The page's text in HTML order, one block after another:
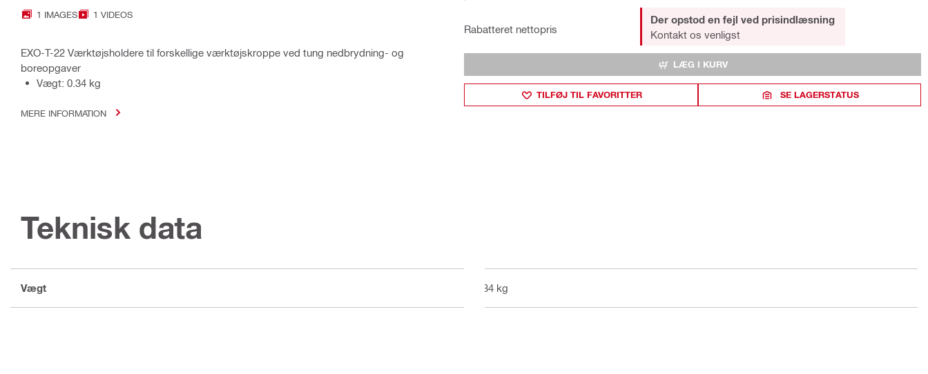
1 IMAGES 1 VIDEOS
EXO-T-22 Værktøjsholdere til forskellige værktøjskroppe ved tung nedbrydning- og
boreopgaver
Vægt: 0.34 kg
MERE INFORMATION
Rabatteret nettopris
Der opstod en fejl ved prisindlæsning
Kontakt os venligst
LÆG I KURV
TILFØJ TIL FAVORITTER SE LAGERSTATUS
Teknisk data
Vægt 0.34 kg